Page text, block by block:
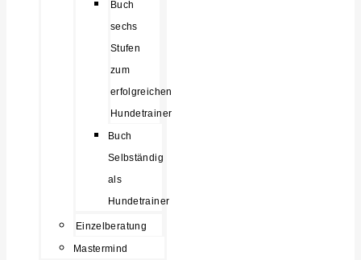
Buch
sechs
Stufen
zum
erfolgreichen
Hundetrainer
Buch
Selbständig
als
Hundetrainer
Einzelberatung
Mastermind